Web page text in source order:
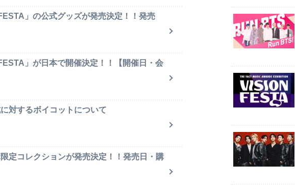
」の公式グッズが発売決定！！発売
」が日本で開催決定！！【開催日・会
対するボイコットについて
定コレクションが発売決定！！発売日・購